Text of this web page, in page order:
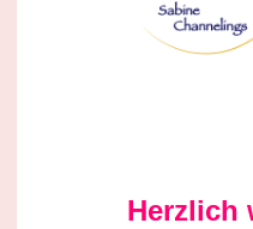
Herzlich